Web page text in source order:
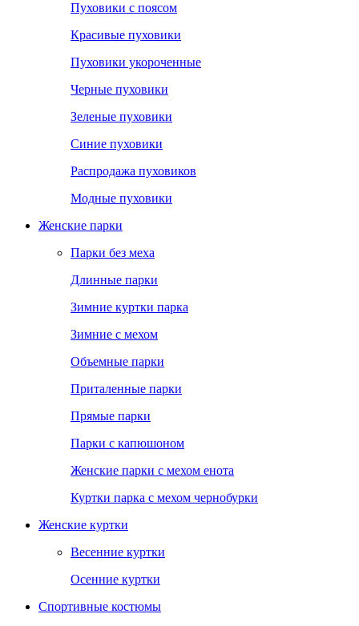
Пуховики с поясом
Красивые пуховики
Пуховики укороченные
Черные пуховики
Зеленые пуховики
Синие пуховики
Распродажа пуховиков
Модные пуховики
Женские парки
Парки без меха
Длинные парки
Зимние куртки парка
Зимние с мехом
Объемные парки
Приталенные парки
Прямые парки
Парки с капюшоном
Женские парки с мехом енота
Куртки парка с мехом чернобурки
Женские куртки
Весенние куртки
Осенние куртки
Спортивные костюмы